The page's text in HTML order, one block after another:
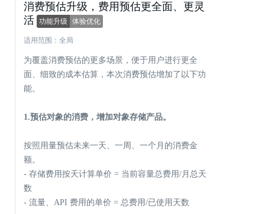
消费预估升级，费用预估更全面、更灵
活 功能升级 体验优化
适用范围：全局
为覆盖消费预估的更多场景，便于用户进行更全
面、细致的成本估算，本次消费预估增加了以下功
能。
1.预估对象的消费，增加对象存储产品。
按照用量预估未来一天、一周、一个月的消费金
额。
- 存储费用按天计算单价 = 当前容量总费用/月总天
数
- 流量、API 费用的单价 = 总费用/已使用天数